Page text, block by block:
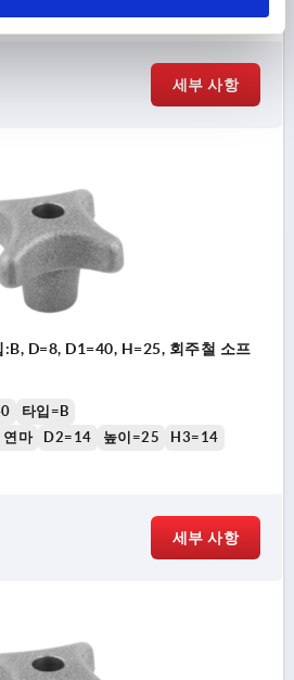
세부 사항
D=8, D1=40, H=25, 회주철 소프
타입=B
연마
D2=14 높이=25 H3=14
세부 사항